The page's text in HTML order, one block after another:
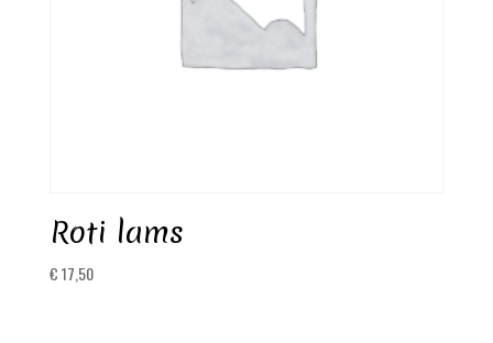
Roti lams
€17,50